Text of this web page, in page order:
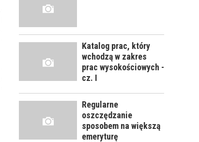
SZKOLENIE
PRACOWNIKÓW?
CZĘŚĆ DRUGA!
ROZWÓJ
PRACOWNIKA - JAK O
NIEGO DBAĆ?
Katalog prac, który
wchodzą w zakres
prac wysokościowych -
cz. I
Regularne
oszczędzanie
sposobem na większą
emeryturę